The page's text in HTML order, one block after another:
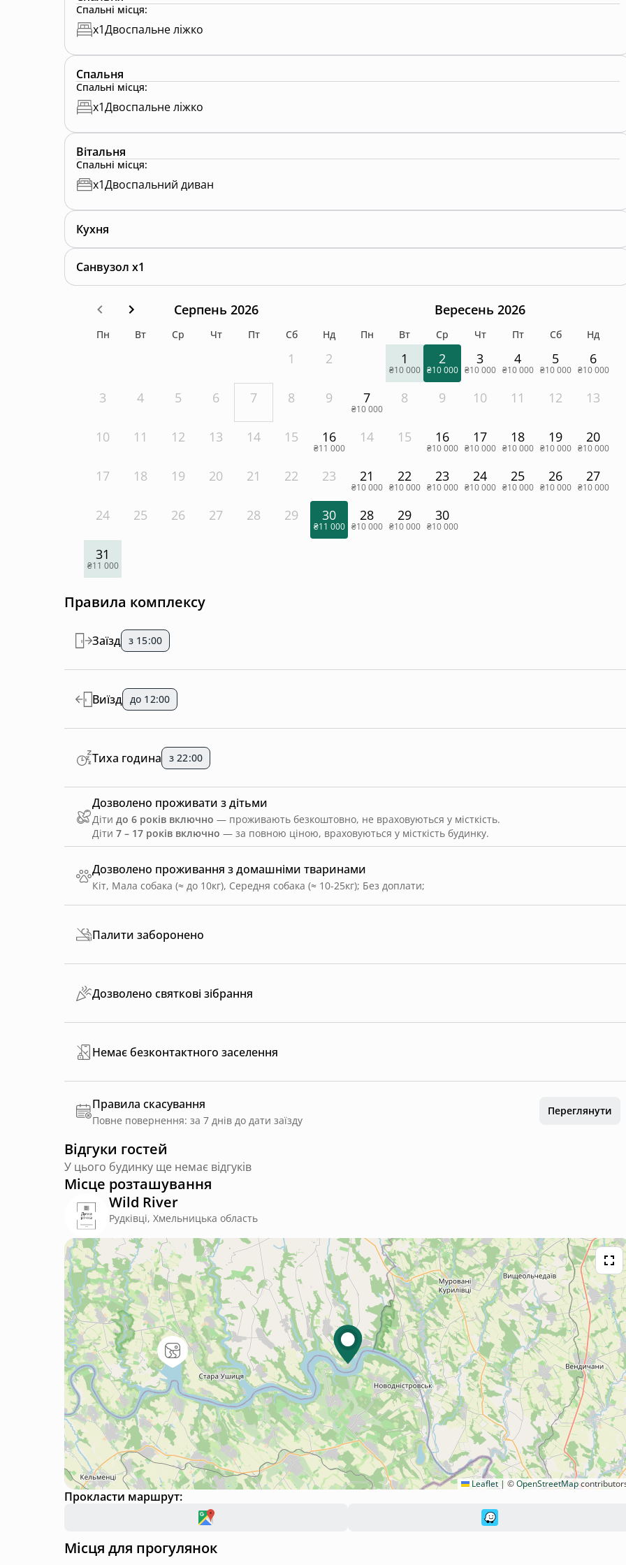
Спальні місця:
x1Двоспальне ліжко
Спальня
Спальні місця:
x1Двоспальне ліжко
Вітальня
Спальні місця:
x1Двоспальний диван
Кухня
Санвузол x1
Серпень 2026
Пн Вт Ср Чт Пт Сб Нд
1 2
3 4 5 6 7 8 9
10 11 12 13 14 15 16
₴11 000
17 18 19 20 21 22 23
24 25 26 27 28 29 30
₴11 000
31
₴11 000
Вересень 2026
Пн Вт Ср Чт Пт Сб Нд
1
₴10 000
2
₴10 000
3
₴10 000
4
₴10 000
5
₴10 000
6
₴10 000
7
₴10 000
8 9 10 11 12 13
14 15 16
₴10 000
17
₴10 000
18
₴10 000
19
₴10 000
20
₴10 000
21
₴10 000
22
₴10 000
23
₴10 000
24
₴10 000
25
₴10 000
26
₴10 000
27
₴10 000
28
₴10 000
29
₴10 000
30
₴10 000
Правила комплексу
Дозволено проживання з домашніми тваринами
Кіт, Мала собака (≈ до 10кг), Середня собака (≈ 10-25кг); Без доплати;
Заїзд з 15:00
Виїзд до 12:00
Дозволено проживати з дітьми
Діти до 6 років включно — проживають безкоштовно, не враховуються у місткість.
Діти 7 – 17 років включно — за повною ціною, враховуються у місткість будинку.
Тиха година з 22:00
Палити заборонено
Дозволено святкові зібрання
Немає безконтактного заселення
Правила скасування
Повне повернення: за 7 днів до дати заїзду
Переглянути
Відгуки гостей
У цього будинку ще немає відгуків
Місце розташування
Wild River
Рудківці, Хмельницька область
Leaflet | ©OpenStreetMap
Прокласти маршрут:
Місця для прогулянок